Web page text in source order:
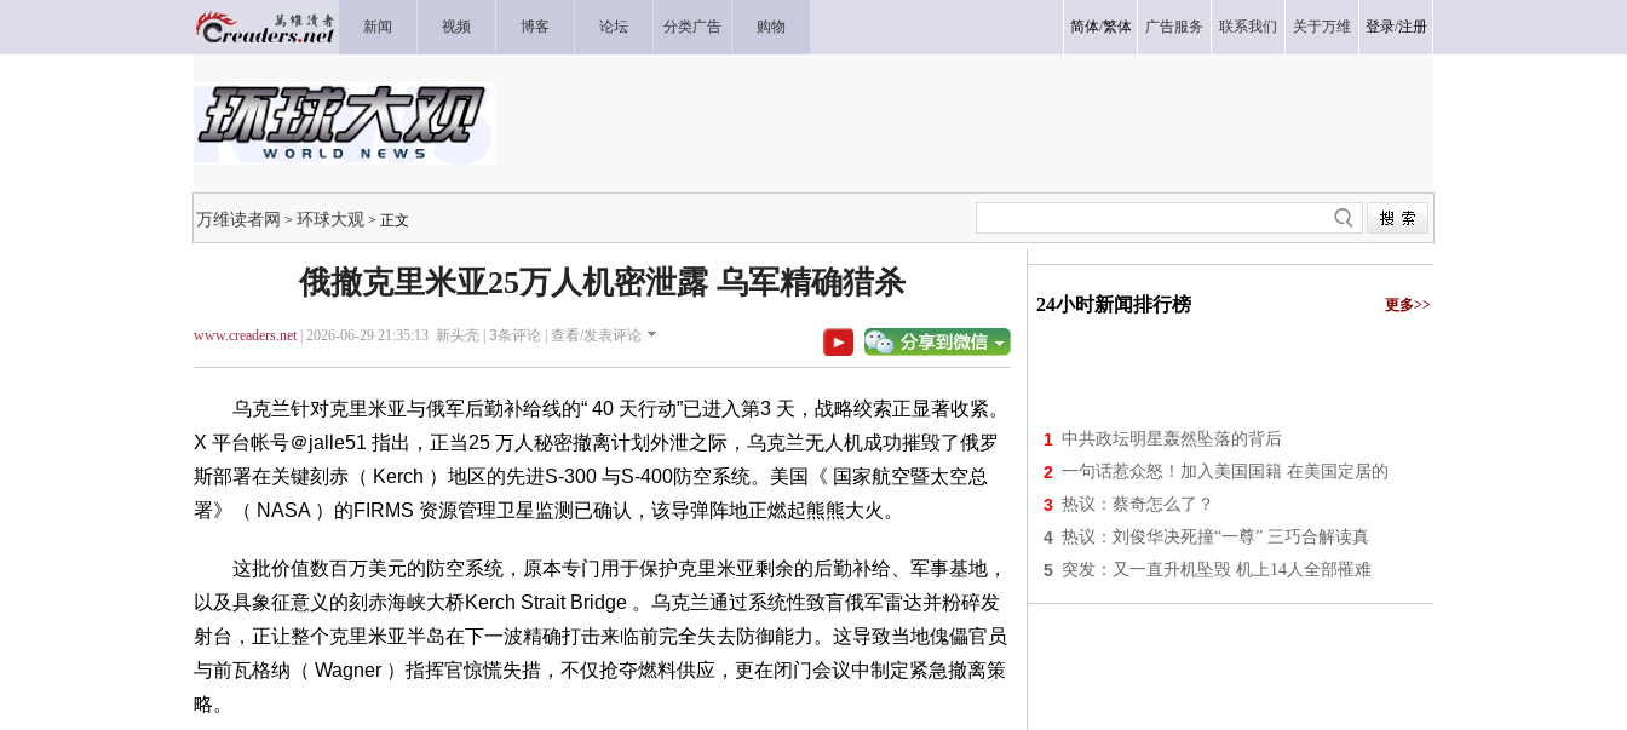
新闻 视频 博客 论坛 分类广告 购物 简体/繁体 广告服务 联系我们 关于万维 登录/注册
万维读者网 > 环球大观 > 正文
俄撤克里米亚25万人机密泄露 乌军精确猎杀
www.creaders.net| 2026-06-29 21:35:13 新头壳 | 3条评论 | 查看/发表评论
乌克兰针对克里米亚与俄军后勤补给线的“ 40 天行动”已进入第3 天，战略绞索正显著收紧。
X 平台帐号＠jalle51 指出，正当25 万人秘密撤离计划外泄之际，乌克兰无人机成功摧毁了俄罗
斯部署在关键刻赤（ Kerch ）地区的先进S-300 与S-400防空系统。美国《 国家航空暨太空总
署》（ NASA ）的FIRMS 资源管理卫星监测已确认，该导弹阵地正燃起熊熊大火。
这批价值数百万美元的防空系统，原本专门用于保护克里米亚剩余的后勤补给、军事基地，
以及具象征意义的刻赤海峡大桥Kerch Strait Bridge 。乌克兰通过系统性致盲俄军雷达并粉碎发
射台，正让整个克里米亚半岛在下一波精确打击来临前完全失去防御能力。这导致当地傀儡官员
与前瓦格纳（ Wagner ）指挥官惊慌失措，不仅抢夺燃料供应，更在闭门会议中制定紧急撤离策
略。
24小时新闻排行榜 更多>>
1 中共政坛明星轰然坠落的背后
2 一句话惹众怒！加入美国国籍 在美国定居的
3 热议：蔡奇怎么了？
4 热议：刘俊华决死撞“一尊” 三巧合解读真
5 突发：又一直升机坠毁 机上14人全部罹难